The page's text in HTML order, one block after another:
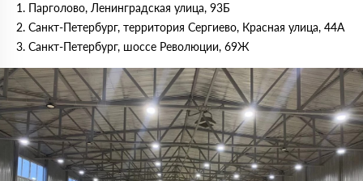
Парголово, Ленинградская улица, 93Б
Санкт-Петербург, территория Сергиево, Красная улица, 44А
Санкт-Петербург, шоссе Революции, 69Ж